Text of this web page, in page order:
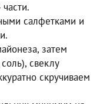
салфетками и
затем
свеклу
скручиваем